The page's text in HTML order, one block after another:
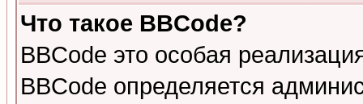
Что такое BBCode?
BBCode это особая
BBCode определяется